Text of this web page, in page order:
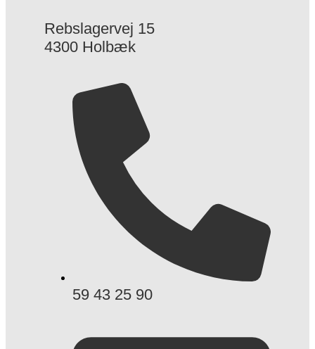
Rebslagervej 15
4300 Holbæk
59 43 25 90